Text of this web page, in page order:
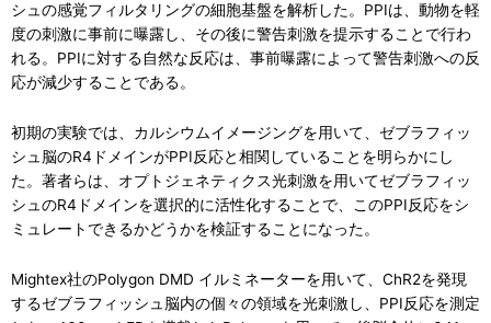
シュの感覚フィルタリングの細胞基盤を解析した。PPIは、動物を軽
度の刺激に事前に曝露し、その後に警告刺激を提示することで行わ
れる。PPIに対する自然な反応は、事前曝露によって警告刺激への反
応が減少することである。
初期の実験では、カルシウムイメージングを用いて、ゼブラフィッ
シュ脳のR4ドメインがPPI反応と相関していることを明らかにし
た。著者らは、オプトジェネティクス光刺激を用いてゼブラフィッ
シュのR4ドメインを選択的に活性化することで、このPPI反応をシ
ミュレートできるかどうかを検証することになった。
Mightex社のPolygon DMD イルミネーターを用いて、ChR2を発現
するゼブラフィッシュ脳内の個々の領域を光刺激し、PPI反応を測定